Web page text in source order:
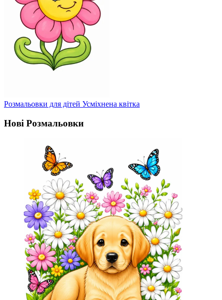
Розмальовки для дітей Усміхнена квітка
Нові Розмальовки